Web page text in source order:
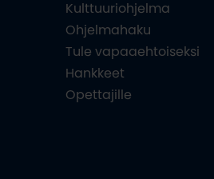
Kulttuuriohjelma
Ohjelmahaku
Tule vapaaehtoiseksi
Hankkeet
Opettajille